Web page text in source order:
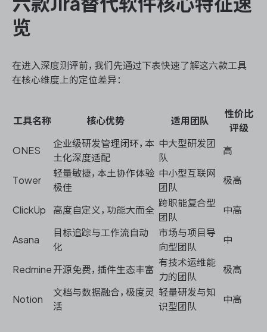
览
在进入深度测评前，我们先通过下表快速了解这六款工具
在核心维度上的定位差异：
工具名称 核心优势 适用团队
性价比
评级
ONES
企业级研发管理闭环，本
土化深度适配
中大型研发团
队
高
Tower
轻量敏捷，本土协作体验
极佳
中小型互联网
团队
极高
ClickUp 高度自定义，功能大而全
跨职能复合型
团队
中高
Asana
目标追踪与工作流自动
化
市场与项目导
向型团队
中
Redmine 开源免费，插件生态丰富
有技术运维能
力的团队
极高
Notion
文档与数据融合，极度灵
活
轻量研发与知
识型团队
中高